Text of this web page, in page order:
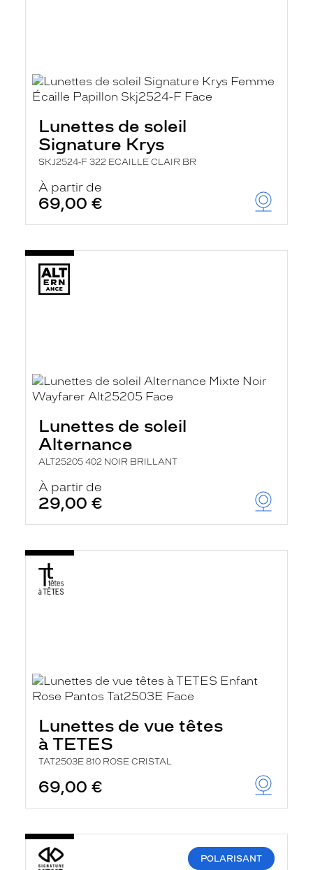
Lunettes de soleil
Signature Krys
SKJ2524-F 322 ECAILLE CLAIR BR
À partir de
69,00 €
Lunettes de soleil
Alternance
ALT25205 402 NOIR BRILLANT
À partir de
29,00 €
Lunettes de vue têtes
à TETES
TAT2503E 810 ROSE CRISTAL
69,00 €
POLARISANT